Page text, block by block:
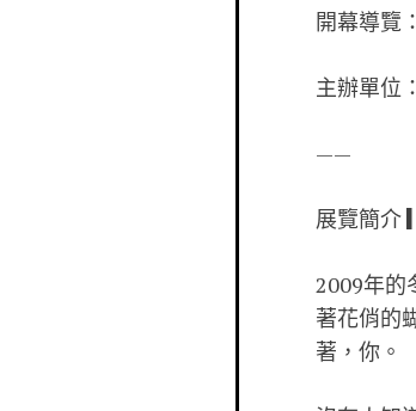
開幕導覽
主辦單位
——
展覽簡介 ▎
2009年的
著花俏的
著，你。